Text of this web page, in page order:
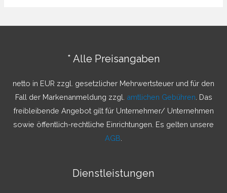
a
h
* Alle Preisangaben
netto in EUR zzgl. gesetzlicher Mehrwertsteuer und für den
Fall der Markenanmeldung zzgl. amtlichen Gebühren. Das
freibleibende Angebot gilt für Unternehmer/ Unternehmen
sowie öffentlich-rechtliche Einrichtungen. Es gelten unsere
AGB.
Dienstleistungen